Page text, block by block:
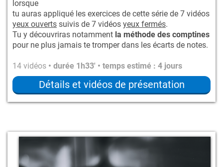
lorsque
tu auras appliqué les exercices de cette série de 7 vidéos
yeux ouverts suivis de 7 vidéos yeux fermés.
Tu y découvriras notamment la méthode des comptines
pour ne plus jamais te tromper dans les écarts de notes.
14 vidéos • durée 1h33' • temps estimé : 4 jours
Détails et vidéos de présentation